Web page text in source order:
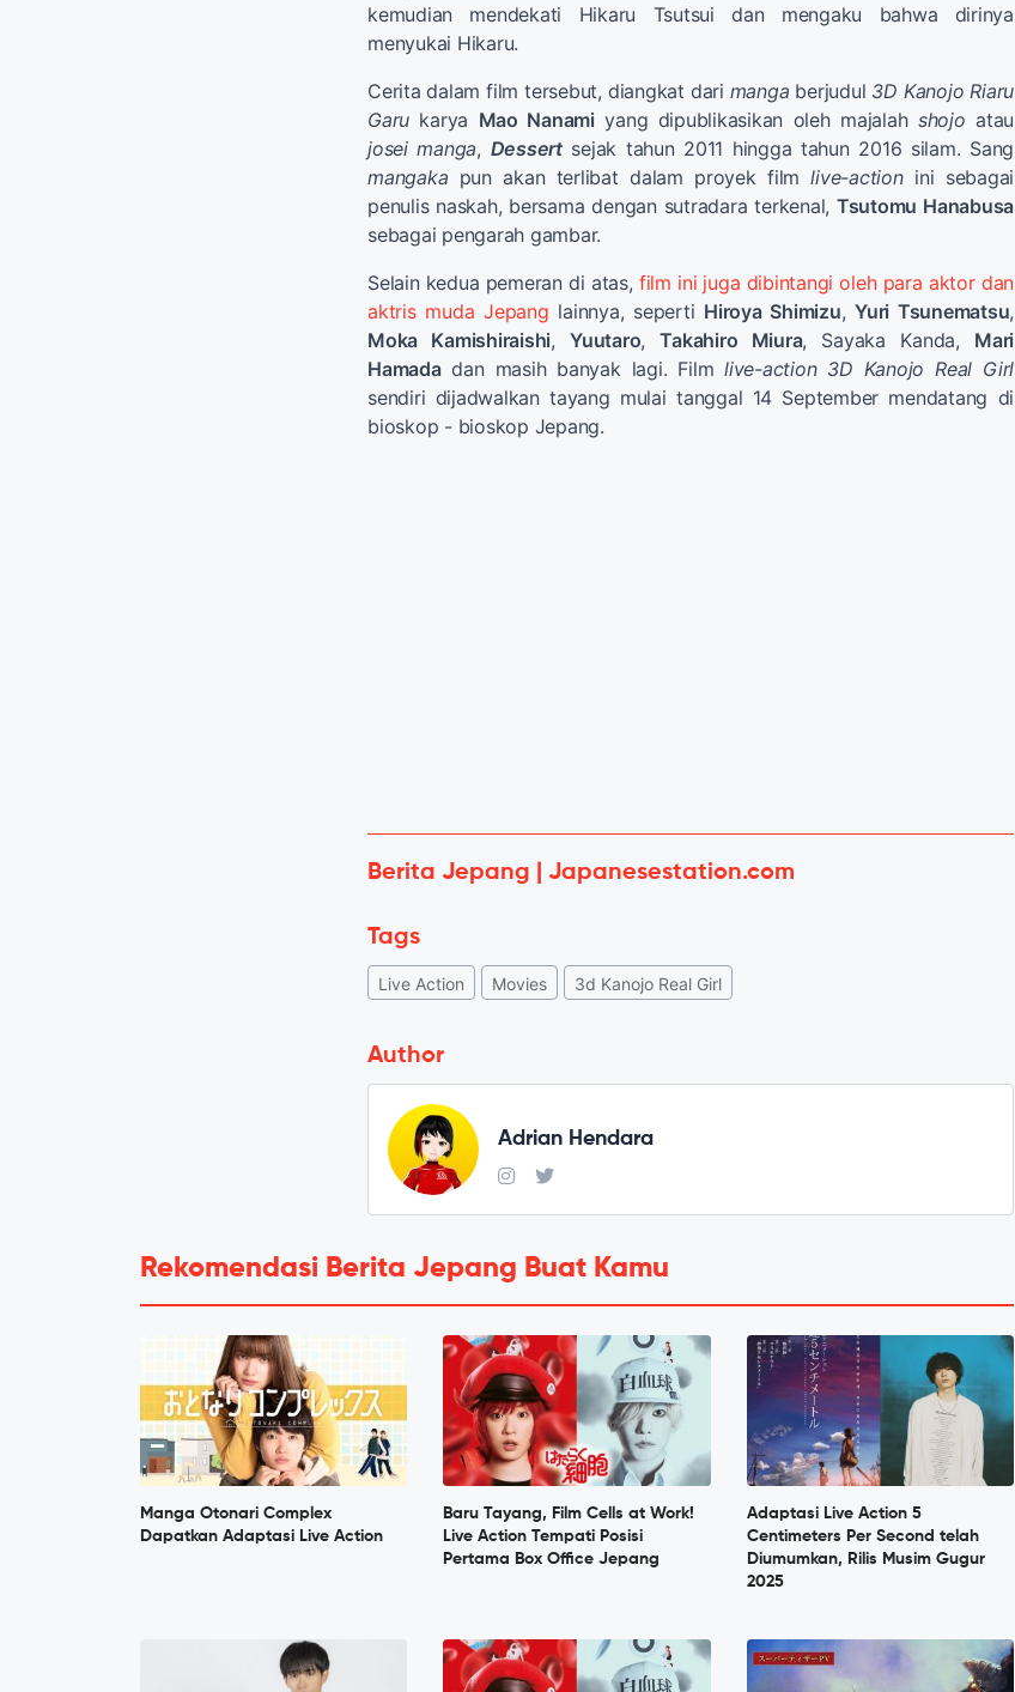
kemudian mendekati Hikaru Tsutsui dan mengaku bahwa dirinya
menyukai Hikaru.
Cerita dalam film tersebut, diangkat dari manga berjudul 3D Kanojo Riaru
Garu karya Mao Nanami yang dipublikasikan oleh majalah shojo atau
josei manga, Dessert sejak tahun 2011 hingga tahun 2016 silam. Sang
mangaka pun akan terlibat dalam proyek filmlive-actionini sebagai
penulis naskah, bersama dengan sutradara terkenal, Tsutomu Hanabusa
sebagai pengarah gambar.
Selain kedua pemeran di atas, film ini juga dibintangi oleh para aktor dan
aktris muda Jepang lainnya, seperti Hiroya Shimizu, Yuri Tsunematsu,
Moka Kamishiraishi,Yuutaro,Takahiro Miura, Sayaka Kanda, Mari
Hamadadan masih banyak lagi. Filmlive-action 3D Kanojo Real Girl
sendiri dijadwalkan tayang mulai tanggal 14 September mendatang di
bioskop - bioskop Jepang.
Berita Jepang | Japanesestation.com
Tags
Live Action Movies 3d Kanojo Real Girl
Author
Adrian Hendara
Rekomendasi Berita Jepang Buat Kamu
Manga Otonari Complex
Dapatkan Adaptasi Live Action
Baru Tayang, Film Cells at Work!
Live Action Tempati Posisi
Pertama Box Office Jepang
Adaptasi Live Action 5
Centimeters Per Second telah
Diumumkan, Rilis Musim Gugur
2025